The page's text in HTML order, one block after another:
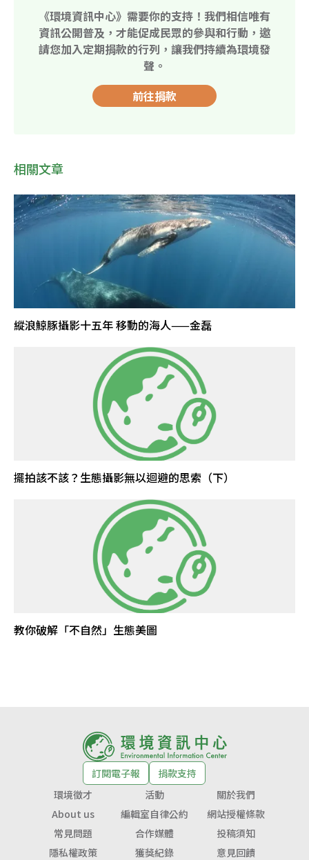
《環境資訊中心》需要你的支持！我們相信唯有
資訊公開普及，才能促成民眾的參與和行動，邀
請您加入定期捐款的行列，讓我們持續為環境發
聲。
前往捐款
相關文章
縱浪鯨豚攝影十五年 移動的海人——金磊
擺拍該不該？生態攝影無以迴避的思索（下）
教你破解「不自然」生態美圖
訂閱電子報
捐款支持
環境徵才
活動
關於我們
About us
編輯室自律公約
網站授權條款
常見問題
合作媒體
投稿須知
隱私權政策
獲獎紀錄 意見回饋